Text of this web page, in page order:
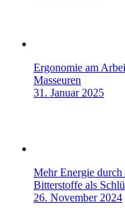
Ergonomie am
Masseuren
31. Januar 2025
Mehr Energie durch
Bitterstoffe als
26. November 2024